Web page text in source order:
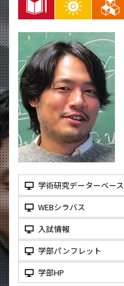
学術研究データーベース
WEBシラバス
入試情報
学部パンフレット
学部HP